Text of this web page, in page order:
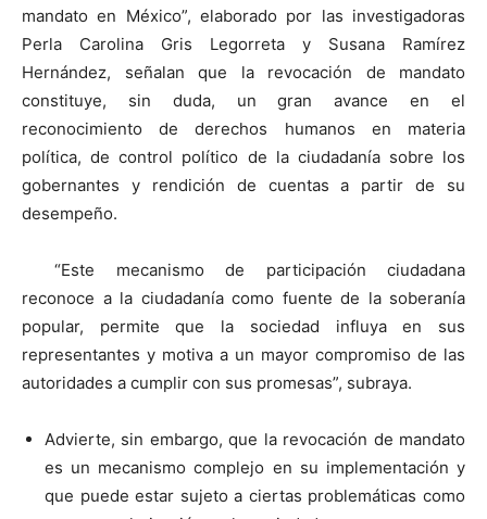
mandato en México”, elaborado por las investigadoras
Perla Carolina Gris Legorreta y Susana Ramírez
Hernández, señalan que la revocación de mandato
constituye, sin duda, un gran avance en el
reconocimiento de derechos humanos en materia
política, de control político de la ciudadanía sobre los
gobernantes y rendición de cuentas a partir de su
desempeño.
“Este mecanismo de participación ciudadana
reconoce a la ciudadanía como fuente de la soberanía
popular, permite que la sociedad influya en sus
representantes y motiva a un mayor compromiso de las
autoridades a cumplir con sus promesas”, subraya.
Advierte, sin embargo, que la revocación de mandato
es un mecanismo complejo en su implementación y
que puede estar sujeto a ciertas problemáticas como